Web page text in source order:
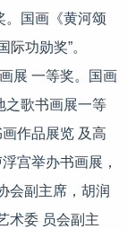
。国画《黄河颂
功勋奖”。
展 一等奖。国画
之歌书画展一等
作品展览 及高
宫举办书画展，
会副主席，胡润
术委 员会副主